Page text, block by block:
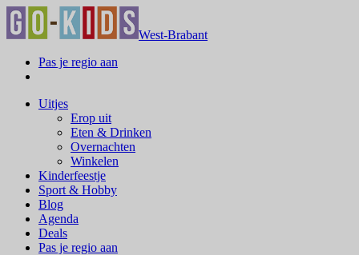
West-Brabant
Pas je regio aan
Uitjes
Erop uit
Eten & Drinken
Overnachten
Winkelen
Kinderfeestje
Sport & Hobby
Blog
Agenda
Deals
Pas je regio aan